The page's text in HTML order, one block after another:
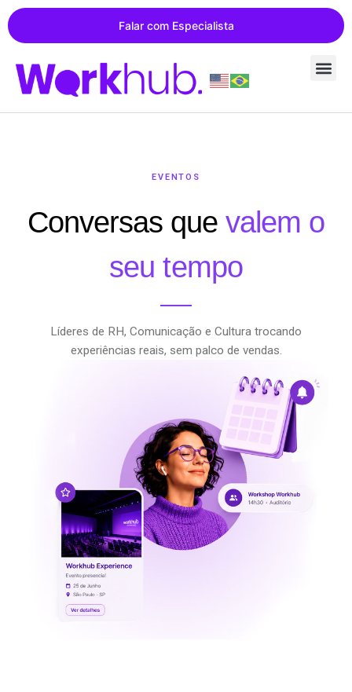
Falar com Especialista
EVENTOS
Conversas quevalem o
seu tempo
Líderes de RH, Comunicação e Cultura trocando
experiências reais, sem palco de vendas.